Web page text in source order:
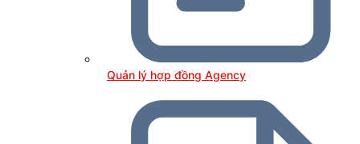
Quản lý hợp đồng Agency